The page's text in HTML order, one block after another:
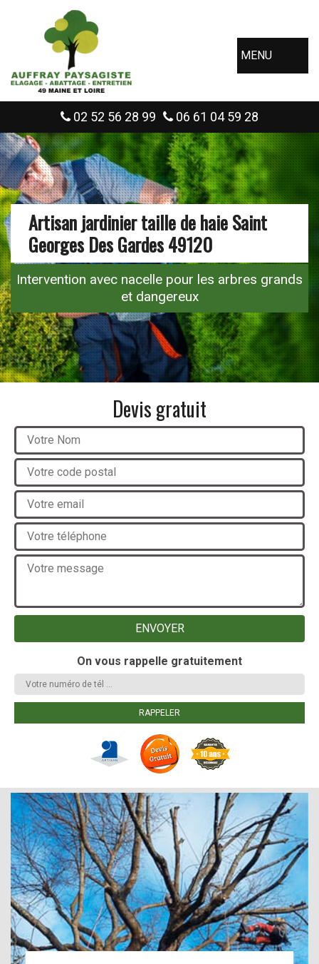
MENU
02 52 56 28 99 06 61 04 59 28
Artisan jardinier taille de haie Saint
Georges Des Gardes 49120
Intervention avec nacelle pour les arbres grands
et dangereux
Devis gratuit
On vous rappelle gratuitement